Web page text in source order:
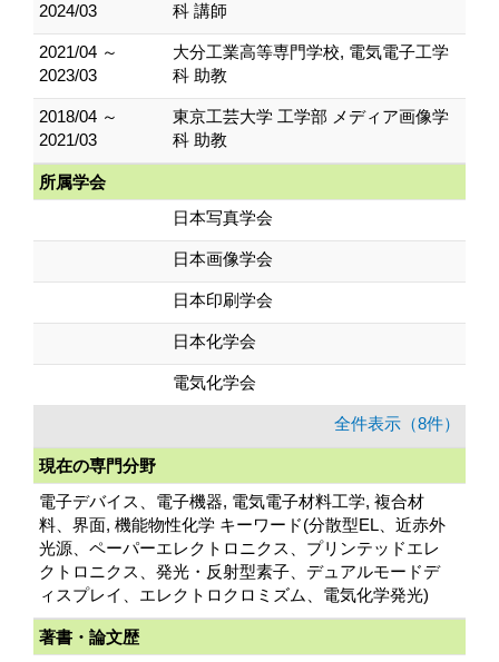
2024/03
科 講師
2021/04 ～
2023/03
大分工業高等専門学校, 電気電子工学
科 助教
2018/04 ～
2021/03
東京工芸大学 工学部 メディア画像学
科 助教
所属学会
日本写真学会
日本画像学会
日本印刷学会
日本化学会
電気化学会
全件表示（8件）
現在の専門分野
電子デバイス、電子機器, 電気電子材料工学, 複合材
料、界面, 機能物性化学 キーワード(分散型EL、近赤外
光源、ペーパーエレクトロニクス、プリンテッドエレ
クトロニクス、発光・反射型素子、デュアルモードデ
ィスプレイ、エレクトロクロミズム、電気化学発光)
著書・論文歴